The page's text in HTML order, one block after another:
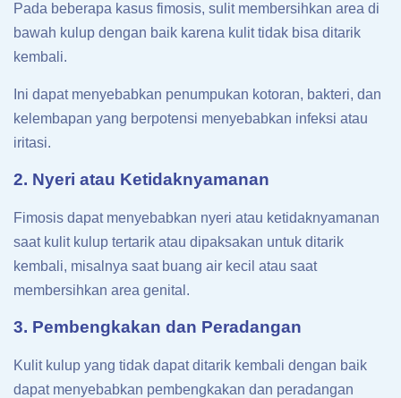
Pada beberapa kasus fimosis, sulit membersihkan area di
bawah kulup dengan baik karena kulit tidak bisa ditarik
kembali.
Ini dapat menyebabkan penumpukan kotoran, bakteri, dan
kelembapan yang berpotensi menyebabkan infeksi atau
iritasi.
2. Nyeri atau Ketidaknyamanan
Fimosis dapat menyebabkan nyeri atau ketidaknyamanan
saat kulit kulup tertarik atau dipaksakan untuk ditarik
kembali, misalnya saat buang air kecil atau saat
membersihkan area genital.
3. Pembengkakan dan Peradangan
Kulit kulup yang tidak dapat ditarik kembali dengan baik
dapat menyebabkan pembengkakan dan peradangan